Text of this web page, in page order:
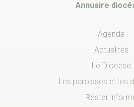
Annuaire
Agenda
Actualités
Le Diocèse
Les paroisses et les
Rester